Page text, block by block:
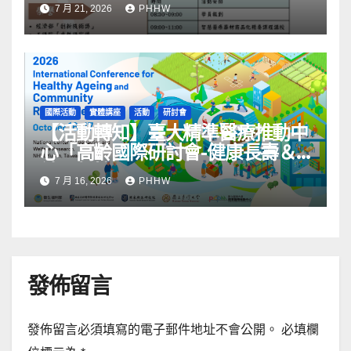
7 月 21, 2026 PHHW
國際活動 實體講座 活動 研討會
【活動轉知】臺大精準醫療推動中
心「高齡國際研討會-健康長壽＆
社區韌性」
7 月 16, 2026 PHHW
發佈留言
發佈留言必須填寫的電子郵件地址不會公開。 必填欄